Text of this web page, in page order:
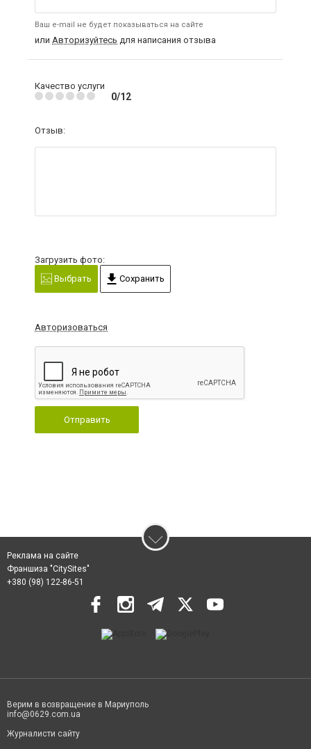
Ваш e-mail не будет показываться на сайте
или Авторизуйтесь для написания отзыва
Качество услуги
0/12
Отзыв:
Загрузить фото:
Выбрать
Сохранить
Авторизоваться
Отправить
Реклама на сайте
Франшиза "CitySites"
+380 (98) 122-86-51
Верим в возвращение в Мариуполь
info@0629.com.ua
Журналисти сайту